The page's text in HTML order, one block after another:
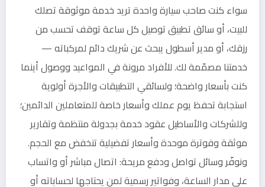
سواء كنت صاحب سيارة واحدة تريد خدمة موثوقة تصلك
للبيت، أو سائق تطبيق توصيل كل ساعة توقف تحسب من
رزقك، أو مدير أسطول يبحث عن شريك دائم لمركباته —
خدمتنا مصمّمة لك. للأفراد مرونة في المواعيد ووصول أينما
كنت بأسعار واضحة؛ ولسائقي التطبيقات والأجرة أولوية
استجابة تحفظ يوم عملك وأسعار خاصة للمتعاملين الدائمين؛
وللشركات والأساطيل عقود خدمة بجدولة منتظمة وتقارير
موثقة وفوترة موحدة وأسعار تفضيلية تنخفض مع الحجم.
ونوفّر وسائل تواصل ودفع مريحة: اتصال مباشر أو واتساب
على مدار الساعة، وفواتير رسمية لمن يحتاجها لحساباته أو